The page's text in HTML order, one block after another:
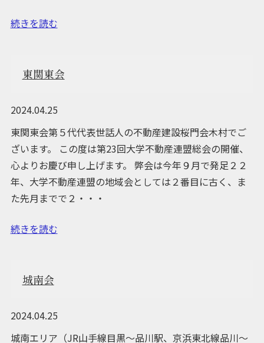
続きを読む
東関東会
2024.04.25
東関東会第５代代表世話人の不動産建設桜門会木村でご
ざいます。 この度は第23回大学不動産連盟総会の開催、
心よりお慶び申し上げます。 弊会は今年９月で発足２２
年、大学不動産連盟の地域会としては２番目に古く、ま
た先月までで２・・・
続きを読む
城南会
2024.04.25
城南エリア（JR山手線目黒～品川駅、京浜東北線品川～